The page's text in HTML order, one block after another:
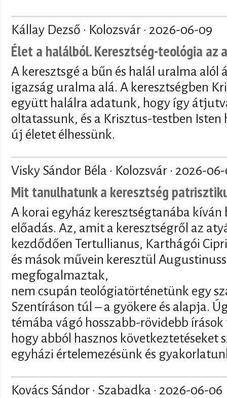
Kállay Dezső · Kolozsvár · 2026-06-09
Élet a halálból. Keresztség-teológia az
A keresztsgé a bűn és halál uralma alól
igazság uralma alá. A keresztségben
együtt halálra adatunk, hogy így
oltatassunk, és a Krisztus-testben
új életet élhessünk.
Visky Sándor Béla · Kolozsvár · 2026-
Mit tanulhatunk a keresztség
A korai egyház keresztségtanába
előadás. Az, amit a keresztségről az
kezdődően Tertullianus, Karthágói
és mások művein keresztül
megfogalmaztak,
nem csupán teológiatörténetünk egy
Szentíráson túl – a gyökere és alapja.
témába vágó hosszabb-rövidebb
hogy abból hasznos következtetéseket
egyházi értelemezésünk és
Kovács Sándor · Szabadka · 2026-06-06